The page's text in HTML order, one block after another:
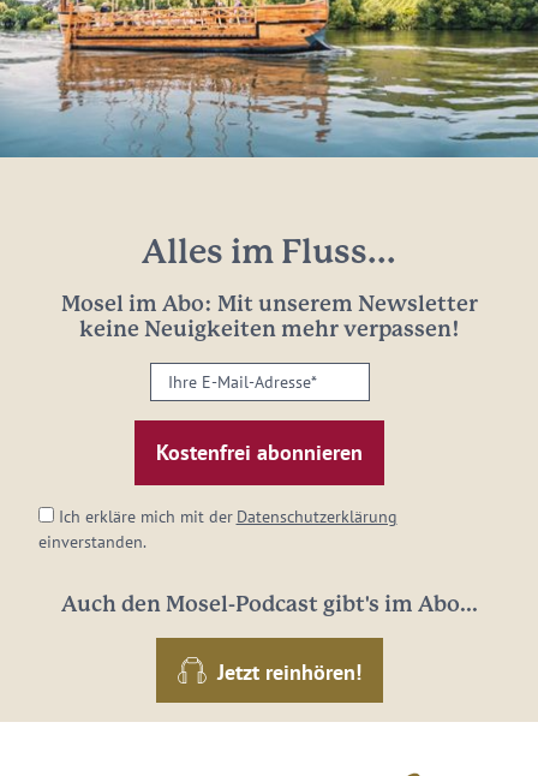
Alles im Fluss...
Mosel im Abo: Mit unserem Newsletter
keine Neuigkeiten mehr verpassen!
Ihre
E-
Mail-
Adresse:
Ich erkläre mich mit der Datenschutzerklärung
einverstanden.
Auch den Mosel-Podcast gibt's im Abo...
Jetzt reinhören!